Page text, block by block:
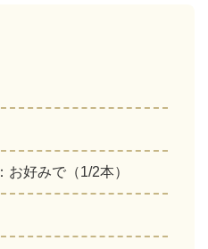
：お好みで（1/2本）